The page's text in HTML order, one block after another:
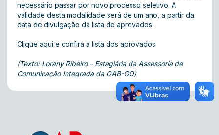
necessário passar por novo processo seletivo. A
validade desta modalidade será de um ano, a partir da
data de divulgação da lista de aprovados.
Clique aqui e confira a lista dos aprovados
(Texto: Lorany Ribeiro – Estagiária da Assessoria de
Comunicação Integrada da OAB-GO)